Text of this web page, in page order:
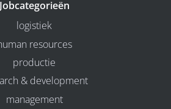
Jobcategorieën
logistiek
resources
productie
& development
management